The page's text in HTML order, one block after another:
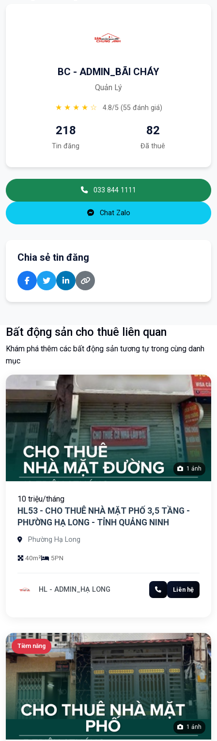
BC - ADMIN_BÃI CHÁY
Quản Lý
★ ★ ★ ★ ☆ 4.8/5 (55 đánh giá)
218
Tin đăng
82
Đã thuê
033 844 1111
Chat Zalo
Chia sẻ tin đăng
Bất động sản cho thuê liên quan
Khám phá thêm các bất động sản tương tự trong cùng danh
mục
1 ảnh
10 triệu/tháng
HL53 - CHO THUÊ NHÀ MẶT PHỐ 3,5 TẦNG -
PHƯỜNG HẠ LONG - TỈNH QUẢNG NINH
Phường Hạ Long
40m² 5PN
HL - ADMIN_HẠ LONG Liên hệ
Tiềm năng
1 ảnh